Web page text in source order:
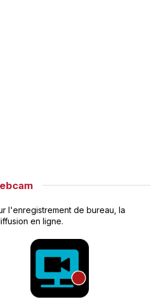
l'enregistrement de bureau, la
en ligne.